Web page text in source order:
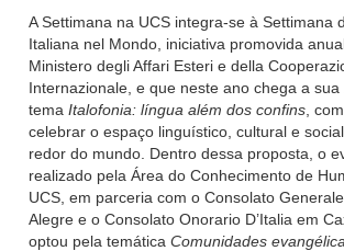
A Settimana na UCS integra-se à Settimana
Italiana nel Mondo, iniciativa promovida
Ministero degli Affari Esteri e della
Internazionale, e que neste ano chega a sua
tema Italofonia: língua além dos confins ,
celebrar o espaço linguístico, cultural e
redor do mundo. Dentro dessa proposta, o
realizado pela Área do Conhecimento de
UCS, em parceria com o Consolato
Alegre e o Consolato Onorario D’Italia em
optou pela temática Comunidades